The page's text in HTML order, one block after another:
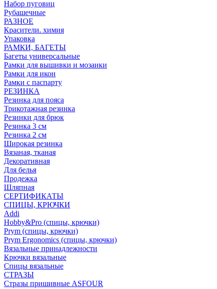
Набор пуговиц
Рубашечные
РАЗНОЕ
Красители. химия
Упаковка
РАМКИ, БАГЕТЫ
Багеты универсальные
Рамки для вышивки и мозаики
Рамки для икон
Рамки с паспарту
РЕЗИНКА
Резинка для пояса
Трикотажная резинка
Резинки для брюк
Резинка 3 см
Резинка 2 см
Широкая резинка
Вязаная, тканая
Декоративная
Для белья
Продежка
Шляпная
СЕРТИФИКАТЫ
СПИЦЫ, КРЮЧКИ
Addi
Hobby&Pro (спицы, крючки)
Prym (спицы, крючки)
Prym Ergonomics (спицы, крючки)
Вязальные принадлежности
Крючки вязальные
Спицы вязальные
СТРАЗЫ
Стразы пришивные ASFOUR